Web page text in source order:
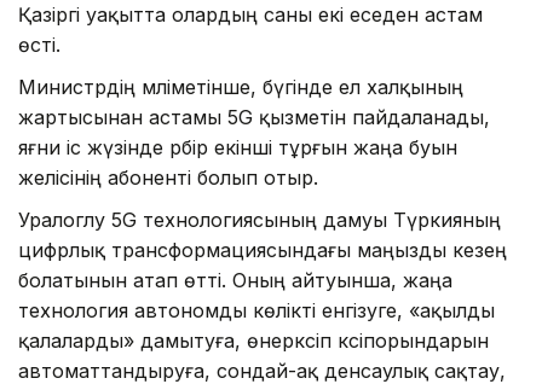
Қазіргі уақытта олардың саны екі еседен астам
өсті.
Министрдің мәліметінше, бүгінде ел халқының
жартысынан астамы 5G қызметін пайдаланады,
яғни іс жүзінде әрбір екінші тұрғын жаңа буын
желісінің абоненті болып отыр.
Уралоглу 5G технологиясының дамуы Түркияның
цифрлық трансформациясындағы маңызды кезең
болатынын атап өтті. Оның айтуынша, жаңа
технология автономды көлікті енгізуге, «ақылды
қалаларды» дамытуға, өнеркәсіп кәсіпорындарын
автоматтандыруға, сондай-ақ денсаулық сақтау,